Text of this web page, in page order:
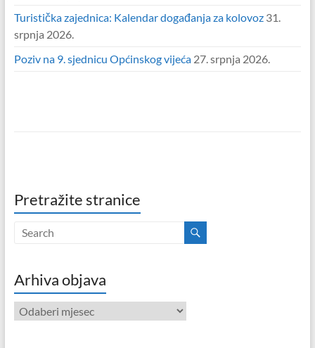
Turistička zajednica: Kalendar događanja za kolovoz 31.
srpnja 2026.
Poziv na 9. sjednicu Općinskog vijeća 27. srpnja 2026.
Pretražite stranice
Arhiva objava
Arhiva
objava